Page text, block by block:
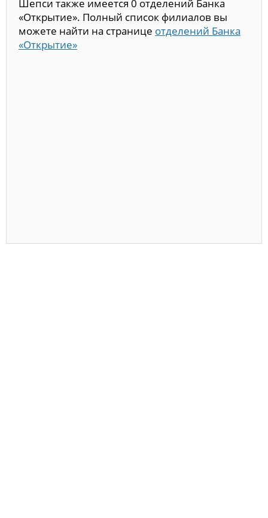
Шепси также имеется 0 отделений Банка
«Открытие». Полный список филиалов вы
можете найти на странице отделений Банка
«Открытие»